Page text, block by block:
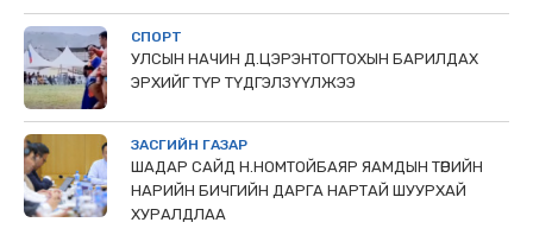
СПОРТ
УЛСЫН НАЧИН Д.ЦЭРЭНТОГТОХЫН БАРИЛДАХ
ЭРХИЙГ ТҮР ТҮДГЭЛЗҮҮЛЖЭЭ
ЗАСГИЙН ГАЗАР
ШАДАР САЙД Н.НОМТОЙБАЯР ЯАМДЫН ТӨРИЙН
НАРИЙН БИЧГИЙН ДАРГА НАРТАЙ ШУУРХАЙ
ХУРАЛДЛАА